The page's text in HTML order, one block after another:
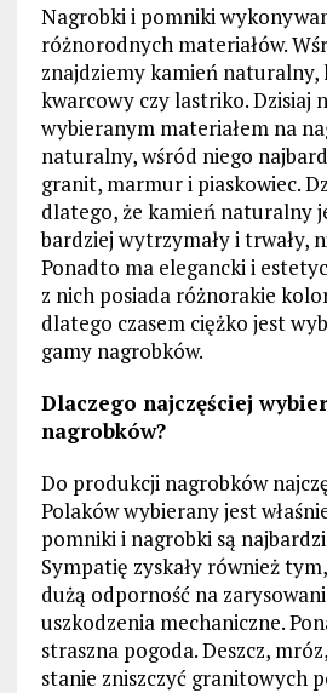
Nagrobki i pomniki
różnorodnych materiałów.
znajdziemy kamień
kwarcowy czy lastriko. Dzisiaj
wybieranym materiałem na
naturalny, wśród niego
granit, marmur i piaskowiec.
dlatego, że kamień naturalny
bardziej wytrzymały i trwały,
Ponadto ma elegancki i
z nich posiada różnorakie
dlatego czasem ciężko jest
gamy nagrobków.
Dlaczego najczęściej
nagrobków?
Do produkcji nagrobków
Polaków wybierany jest
pomniki i nagrobki są
Sympatię zyskały również
dużą odporność na
uszkodzenia mechaniczne.
straszna pogoda. Deszcz,
stanie zniszczyć granitowych